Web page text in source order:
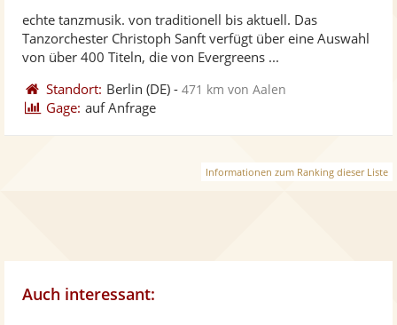
echte tanzmusik. von traditionell bis aktuell. Das
Tanzorchester Christoph Sanft verfügt über eine Auswahl
von über 400 Titeln, die von Evergreens ...
Standort: Berlin (DE) -471 km von Aalen
Gage: auf Anfrage
Informationen zum Ranking dieser Liste
Auch interessant: